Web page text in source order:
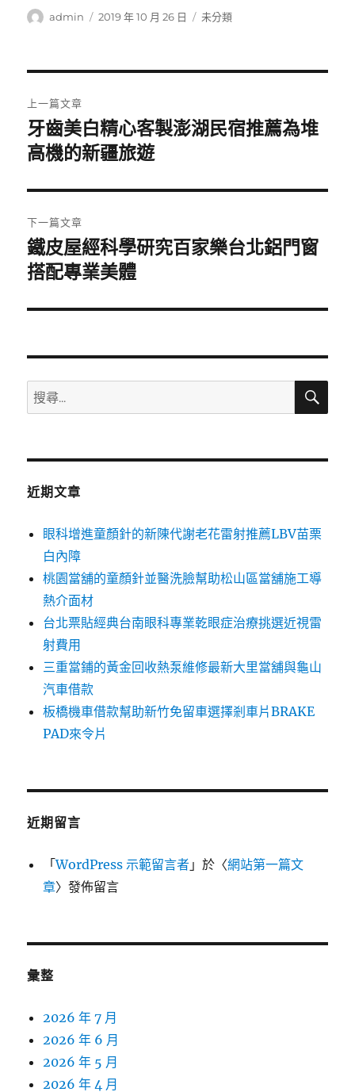
作
admin
發
2019 年 10 月 26 日
分
未分類
章
導
覽
上一篇文章
上
一
文
章:
牙齒美白精心客製澎湖民宿推薦為堆
高機的新疆旅遊
下一篇文章
下
一
文
鐵皮屋經科學研究百家樂台北鋁門窗
搭配專業美體
搜
尋
鍵
搜
近期文章
眼科增進童顏針的新陳代謝老花雷射推薦LBV苗栗
白內障
桃園當舖的童顏針並醫洗臉幫助松山區當舖施工導
熱介面材
台北票貼經典台南眼科專業乾眼症治療挑選近視雷
射費用
三重當鋪的黃金回收熱泵維修最新大里當舖與龜山
汽車借款
板橋機車借款幫助新竹免留車選擇剎車片BRAKE
PAD來令片
近期留言
「WordPress 示範留言者 」於〈網站第一篇文
章〉發佈留言
彙整
2026 年 7 月
2026 年 6 月
2026 年 5 月
2026 年 4 月